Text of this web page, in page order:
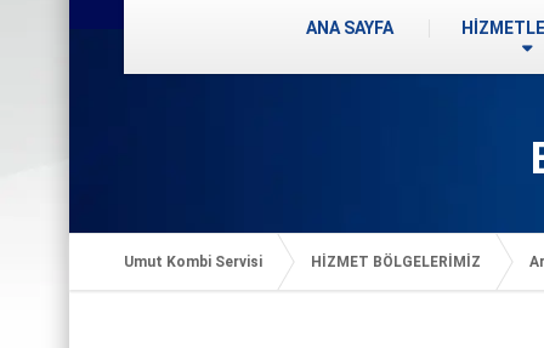
ANA SAYFA
Umut Kombi Servisi HİZMET BÖLGELERİMİZ